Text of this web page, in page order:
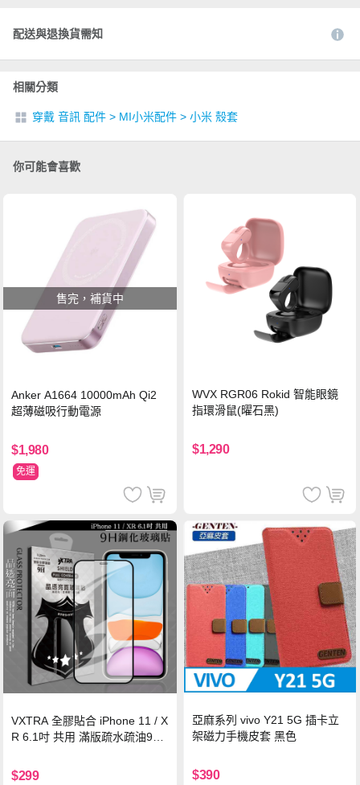
配送與退換貨需知
相關分類
穿戴 音訊 配件 > MI小米配件 > 小米 殼套
你可能會喜歡
售完，補貨中
Anker A1664 10000mAh Qi2
超薄磁吸行動電源
$1,980
免運
WVX RGR06 Rokid 智能眼鏡
指環滑鼠(曜石黑)
$1,290
VXTRA 全膠貼合 iPhone 11 / X
R 6.1吋 共用 滿版疏水疏油9H
$299
亞麻系列 vivo Y21 5G 插卡立
架磁力手機皮套 黑色
$390